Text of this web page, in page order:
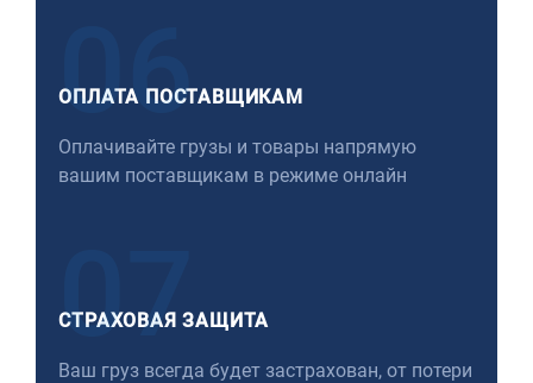
06
ОПЛАТА ПОСТАВЩИКАМ
Оплачивайте грузы и товары напрямую
вашим поставщикам в режиме онлайн
07
СТРАХОВАЯ ЗАЩИТА
Ваш груз всегда будет застрахован, от потери